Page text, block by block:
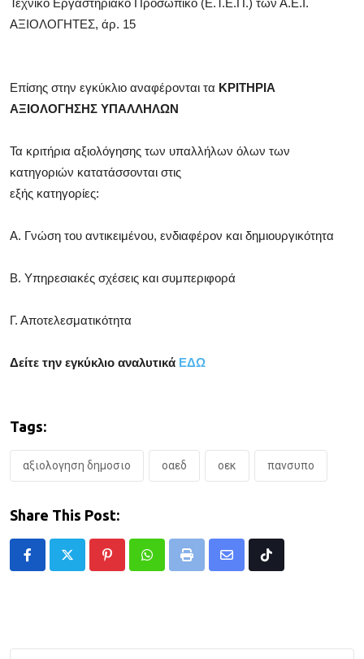
Τεχνικό Εργαστηριακό Προσωπικό (Ε.Τ.Ε.Π.) των Α.Ε.Ι.
ΑΞΙΟΛΟΓΗΤΕΣ, άρ. 15
Επίσης στην εγκύκλιο αναφέρονται τα ΚΡΙΤΗΡΙΑ
ΑΞΙΟΛΟΓΗΣΗΣ ΥΠΑΛΛΗΛΩΝ
Τα κριτήρια αξιολόγησης των υπαλλήλων όλων των
κατηγοριών κατατάσσονται στις
εξής κατηγορίες:
Α. Γνώση του αντικειμένου, ενδιαφέρον και δημιουργικότητα
Β. Υπηρεσιακές σχέσεις και συμπεριφορά
Γ. Αποτελεσματικότητα
Δείτε την εγκύκλιο αναλυτικά ΕΔΩ
Tags:
αξιολογηση δημοσιο οαεδ οεκ πανσυπο
Share This Post:
PinterestWhatsappPrint
Share
Tiktok